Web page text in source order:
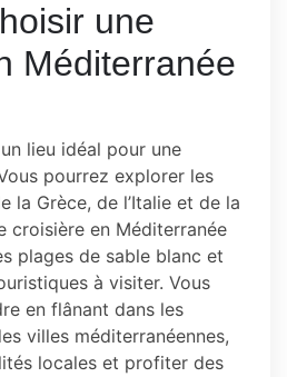
une
Méditerranée
lieu idéal pour une
pourrez explorer les
la Grèce, de l’Italie et de la
croisière en Méditerranée
plages de sable blanc et
à visiter. Vous
en flânant dans les
villes méditerranéennes,
locales et profiter des